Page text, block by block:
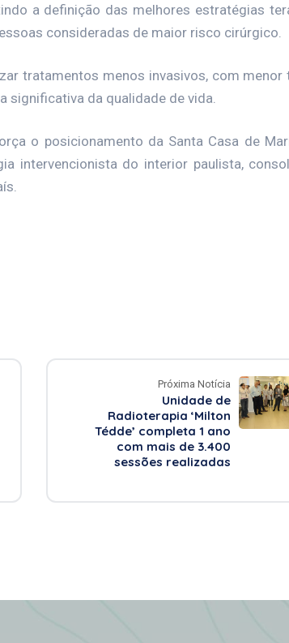
a definição das melhores estratégias
consideradas de maior risco cirúrgico.
tratamentos menos invasivos, com menor
significativa da qualidade de vida.
o posicionamento da Santa Casa de
intervencionista do interior paulista,
Próxima Notícia
Unidade de
Radioterapia ‘Milton
Tédde’ completa 1 ano
com mais de 3.400
sessões realizadas